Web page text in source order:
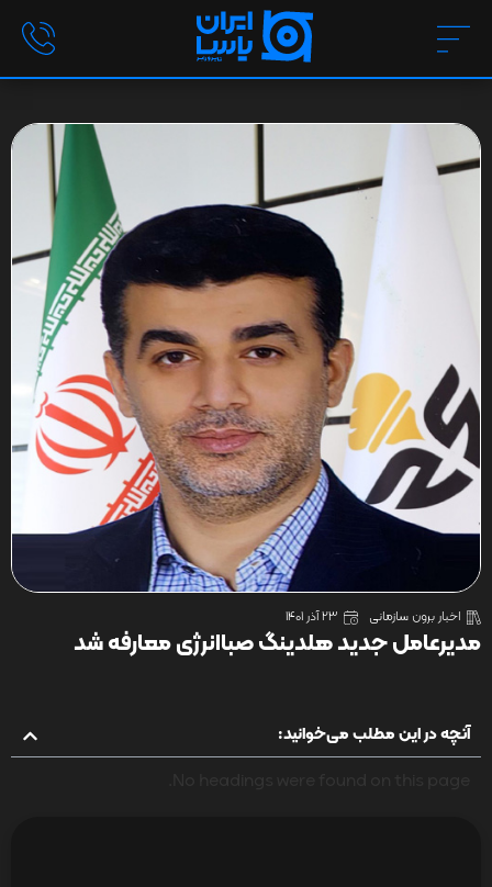
اخبار برون سازمانی 23 آذر 1401
مدیرعامل جدید هلدینگ صباانرژی معارفه شد
آنچه در این مطلب می‌خوانید: